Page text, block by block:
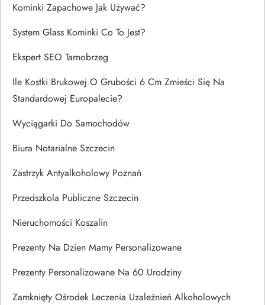
Kominki Zapachowe Jak Używać?
System Glass Kominki Co To Jest?
Ekspert SEO Tarnobrzeg
Ile Kostki Brukowej O Grubości 6 Cm Zmieści Się Na
Standardowej Europalecie?
Wyciągarki Do Samochodów
Biura Notarialne Szczecin
Zastrzyk Antyalkoholowy Poznań
Przedszkola Publiczne Szczecin
Nieruchomości Koszalin
Prezenty Na Dzien Mamy Personalizowane
Prezenty Personalizowane Na 60 Urodziny
Zamknięty Ośrodek Leczenia Uzależnień Alkoholowych